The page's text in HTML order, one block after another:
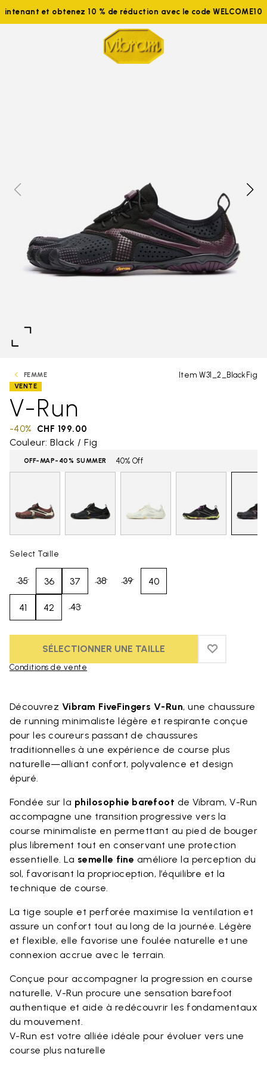
et obtenez 10 % de réduction avec le code WELCOME10
FEMME Item W31_2_BlackFig
VENTE
V-Run
CHF 199.00
-40%
Couleur: Black / Fig
OFF-MAP-40% SUMMER 40% Off
Select Taille
35 36 37 38 39 40
41 42 43
SÉLECTIONNER UNE TAILLE ADD TO
ADD TO
Conditions de vente
Découvrez Vibram FiveFingers V-Run, une chaussure
de running minimaliste légère et respirante conçue
pour les coureurs passant de chaussures
traditionnelles à une expérience de course plus
naturelle—alliant confort, polyvalence et design
épuré.
Fondée sur la philosophie barefoot de Vibram, V-Run
accompagne une transition progressive vers la
course minimaliste en permettant au pied de bouger
plus librement tout en conservant une protection
essentielle. La semelle fine améliore la perception du
sol, favorisant la proprioception, l’équilibre et la
technique de course.
La tige souple et perforée maximise la ventilation et
assure un confort tout au long de la journée. Légère
et flexible, elle favorise une foulée naturelle et une
connexion accrue avec le terrain.
Conçue pour accompagner la progression en course
naturelle, V-Run procure une sensation barefoot
authentique et aide à redécouvrir les fondamentaux
du mouvement.
V-Run est votre alliée idéale pour évoluer vers une
course plus naturelle